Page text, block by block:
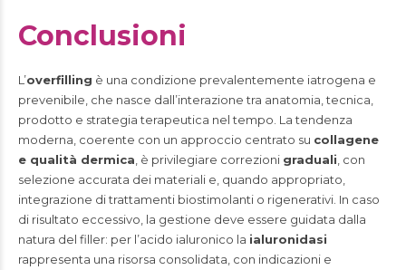
Conclusioni
L’overfilling è una condizione prevalentemente iatrogena e
prevenibile, che nasce dall’interazione tra anatomia, tecnica,
prodotto e strategia terapeutica nel tempo. La tendenza
moderna, coerente con un approccio centrato su collagene
e qualità dermica , è privilegiare correzioni graduali , con
selezione accurata dei materiali e, quando appropriato,
integrazione di trattamenti biostimolanti o rigenerativi. In caso
di risultato eccessivo, la gestione deve essere guidata dalla
natura del filler: per l’acido ialuronico la ialuronidasi
rappresenta una risorsa consolidata, con indicazioni e